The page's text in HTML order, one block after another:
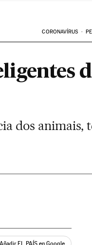
CORONAVÍRUS
dos animais,
Añadir EL PAÍS en Google